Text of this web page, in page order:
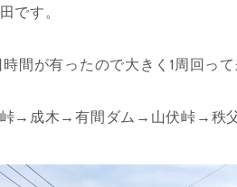
です。
間が有ったので大きく1周回って
峠→成木→有間ダム→山伏峠→